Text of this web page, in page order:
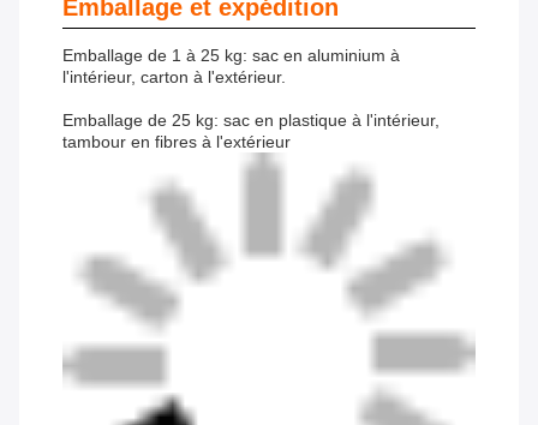
Emballage et expédition
Emballage de 1 à 25 kg: sac en aluminium à
l'intérieur, carton à l'extérieur.
Emballage de 25 kg: sac en plastique à l'intérieur,
tambour en fibres à l'extérieur